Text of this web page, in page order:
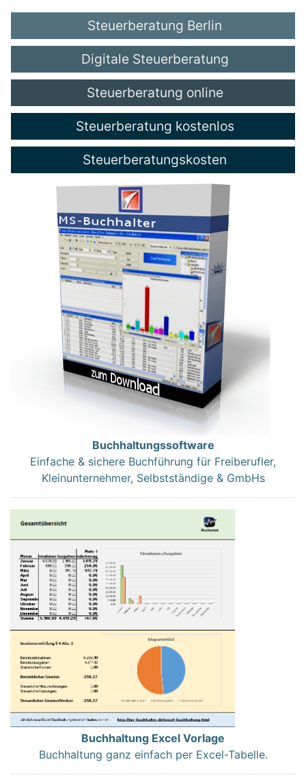
Steuerberatung Berlin
Digitale Steuerberatung
Steuerberatung online
Steuerberatung kostenlos
Steuerberatungskosten
Buchhaltungssoftware
Einfache & sichere Buchführung für Freiberufler,
Kleinunternehmer, Selbstständige & GmbHs
Buchhaltung Excel Vorlage
Buchhaltung ganz einfach per Excel-Tabelle.